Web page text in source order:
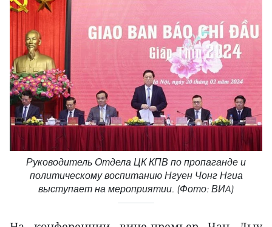
Руководитель Отдела ЦК КПВ по пропаганде и
политическому воспитанию Нгуен Чонг Нгиа
выступает на мероприятии. (Фото: ВИA)